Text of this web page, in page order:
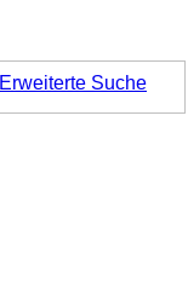
Erweiterte Suche